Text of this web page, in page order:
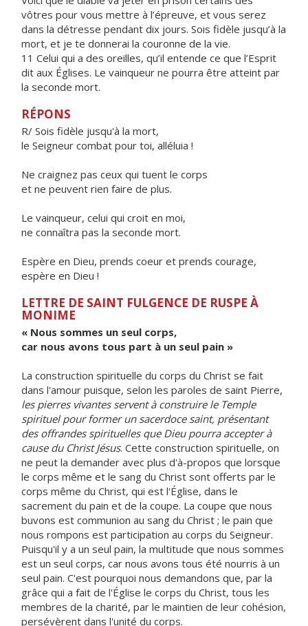
vôtres pour vous mettre à l’épreuve, et vous serez
dans la détresse pendant dix jours. Sois fidèle jusqu’à la
mort, et je te donnerai la couronne de la vie.
11 Celui qui a des oreilles, qu’il entende ce que l’Esprit
dit aux Églises. Le vainqueur ne pourra être atteint par
la seconde mort.
RÉPONS
R/ Sois fidèle jusqu'à la mort,
le Seigneur combat pour toi, alléluia !
Ne craignez pas ceux qui tuent le corps
et ne peuvent rien faire de plus.
Le vainqueur, celui qui croit en moi,
ne connaîtra pas la seconde mort.
Espère en Dieu, prends coeur et prends courage,
espère en Dieu !
LETTRE DE SAINT FULGENCE DE RUSPE À
MONIME
« Nous sommes un seul corps,
car nous avons tous part à un seul pain »
La construction spirituelle du corps du Christ se fait
dans l'amour puisque, selon les paroles de saint Pierre,
les pierres vivantes servent à construire le Temple
spirituel pour former un sacerdoce saint, présentant
des offrandes spirituelles que Dieu pourra accepter à
cause du Christ Jésus. Cette construction spirituelle, on
ne peut la demander avec plus d'à-propos que lorsque
le corps même et le sang du Christ sont offerts par le
corps même du Christ, qui est l'Église, dans le
sacrement du pain et de la coupe. La coupe que nous
buvons est communion au sang du Christ ; le pain que
nous rompons est participation au corps du Seigneur.
Puisqu'il y a un seul pain, la multitude que nous sommes
est un seul corps, car nous avons tous été nourris à un
seul pain. C'est pourquoi nous demandons que, par la
grâce qui a fait de l'Église le corps du Christ, tous les
membres de la charité, par le maintien de leur cohésion,
persévèrent dans l'unité du corps.